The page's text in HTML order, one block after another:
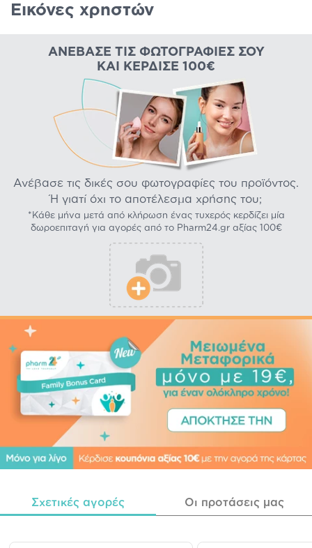
Εικόνες χρηστών
ΑΝΈΒΑΣΕ ΤΙΣ ΦΩΤΟΓΡΑΦΊΕΣ ΣΟΥ
ΚΑΙ ΚΈΡΔΙΣΕ 100€
Ανέβασε τις δικές σου φωτογραφίες του προϊόντος.
Ή γιατί όχι το αποτέλεσμα χρήσης του;
*Κάθε μήνα μετά από κλήρωση ένας τυχερός κερδίζει μία
δωροεπιταγή για αγορές από το Pharm24.gr αξίας 100€
Σχετικές αγορές Οι προτάσεις μας